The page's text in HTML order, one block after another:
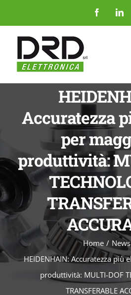
al
contenuto
Facebook
Accuratezza
per
produttività:
Home
News
HEIDENHAIN: Accuratezza più
produttività: MULTI-DOF
TRANSFERABLE